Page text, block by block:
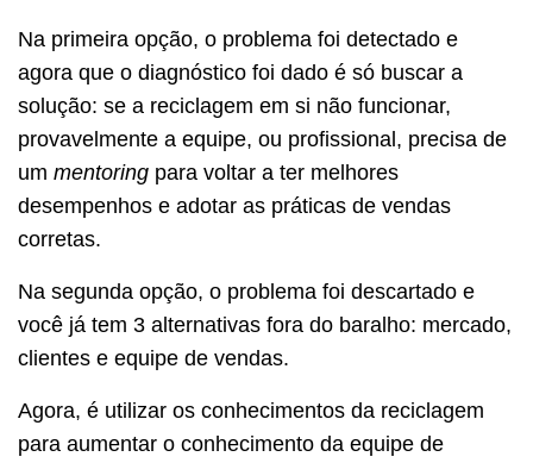
Na primeira opção, o problema foi detectado e
agora que o diagnóstico foi dado é só buscar a
solução: se a reciclagem em si não funcionar,
provavelmente a equipe, ou profissional, precisa de
um mentoring para voltar a ter melhores
desempenhos e adotar as práticas de vendas
corretas.
Na segunda opção, o problema foi descartado e
você já tem 3 alternativas fora do baralho: mercado,
clientes e equipe de vendas.
Agora, é utilizar os conhecimentos da reciclagem
para aumentar o conhecimento da equipe de